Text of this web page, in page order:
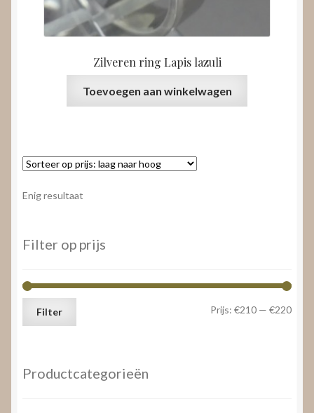
Zilveren ring Lapis lazuli
Toevoegen aan winkelwagen
Enig resultaat
Filter op prijs
Min.
Max.
Filter Prijs: €210 — €220
Productcategorieën